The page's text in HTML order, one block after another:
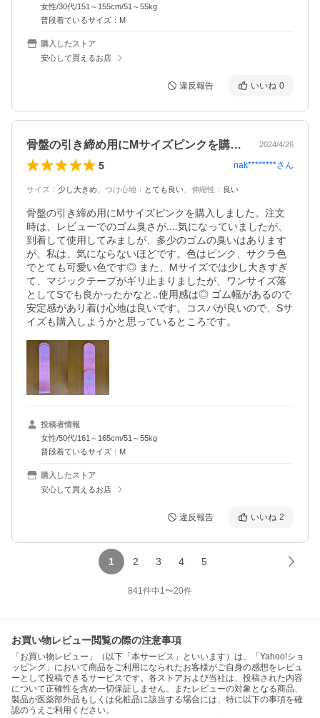
女性/30代/151～155cm/51～55kg
普段着ているサイズ：M
購入したストア
安心して買えるお店
違反報告 いいね 0
骨盤の引き締め用にMサイズピンクを購入… 2024/4/26
5 nak********さん
サイズ ： 少し大きめ つけ心地 ： とても良い 伸縮性 ： 良い
骨盤の引き締め用にMサイズピンクを購入しました。注文
時は、レビューでのゴム臭さが‥‥気になっていましたが、
到着して使用してみましが、多少のゴムの臭いはあります
が、私は、気にならないほどです。色はピンク、サクラ色
でとても可愛い色です◎ また、Mサイズでは少し大きすぎ
て、マジックテープがギリ止まりましたが、ワンサイズ落
としてSでも良かったかなと‥使用感は◎ ゴム幅があるので
安定感があり着け心地は良いです。コスパが良いので、Sサ
イズも購入しようかと思っているところです。
投稿者情報
女性/50代/161～165cm/51～55kg
普段着ているサイズ：M
購入したストア
安心して買えるお店
違反報告 いいね 2
1 2 3 4 5
841件中1〜20件
お買い物レビュー閲覧の際の注意事項
「お買い物レビュー」（以下「本サービス」といいます）は、「Yahoo!ショ
ッピング」において商品をご利用になられたお客様がご自身の感想をレビュ
ーとして投稿できるサービスです。各ストアおよび当社は、投稿された内容
について正確性を含め一切保証しません。またレビューの対象となる商品、
製品が医薬部外品もしくは化粧品に該当する場合には、特に以下の事項を確
認のうえご利用ください。